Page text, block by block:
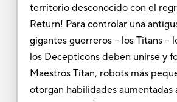
territorio desconocido con el
Return! Para controlar una
gigantes guerreros -- los Titans --
los Decepticons deben unirse y
Maestros Titan, robots más
otorgan habilidades aumentadas